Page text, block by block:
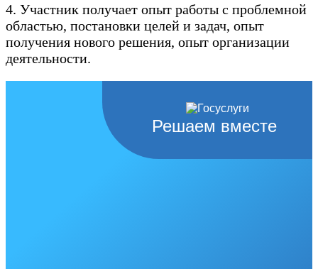
4. Участник получает опыт работы с проблемной
областью, постановки целей и задач, опыт
получения нового решения, опыт организации
деятельности.
Решаем вместе